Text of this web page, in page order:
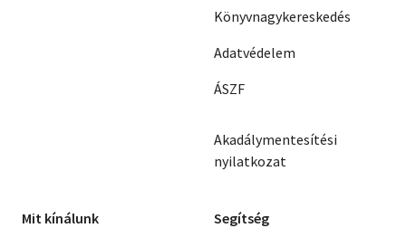
Könyvnagykereskedés
Adatvédelem
ÁSZF
Akadálymentesítési
nyilatkozat
Mit kínálunk Segítség